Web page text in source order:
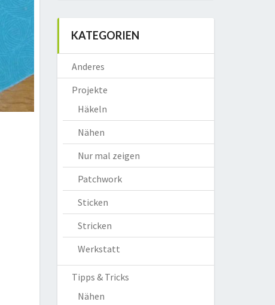
KATEGORIEN
Anderes
Projekte
Häkeln
Nähen
Nur mal zeigen
Patchwork
Sticken
Stricken
Werkstatt
Tipps & Tricks
Nähen